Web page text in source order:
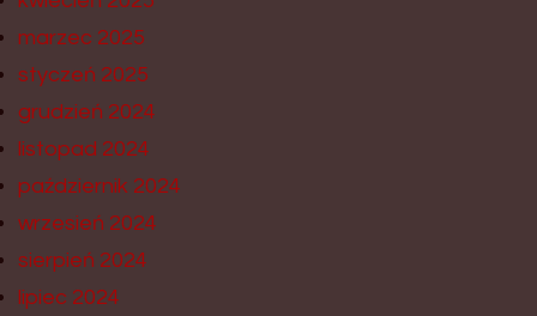
marzec 2025
styczeń 2025
grudzień 2024
listopad 2024
październik 2024
wrzesień 2024
sierpień 2024
lipiec 2024